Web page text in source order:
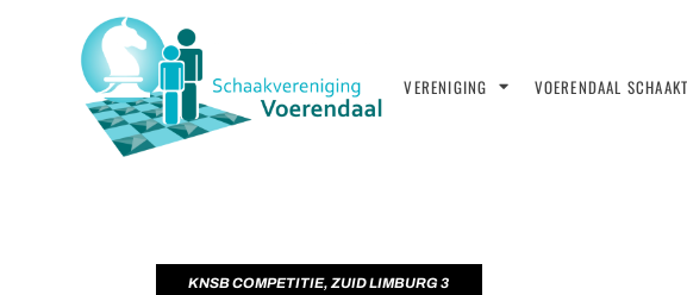
VERENIGING VOERENDAAL SCHAAKT
KNSB COMPETITIE,ZUID LIMBURG 3